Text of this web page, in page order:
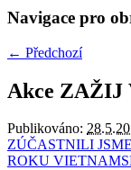
Navigace pro
← Předchozí
Akce ZAŽIJ
Publikováno:
ZÚČASTNILI
ROKU